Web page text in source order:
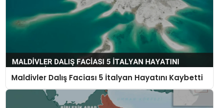
Maldivler Dalış Faciası 5 İtalyan Hayatını Kaybetti